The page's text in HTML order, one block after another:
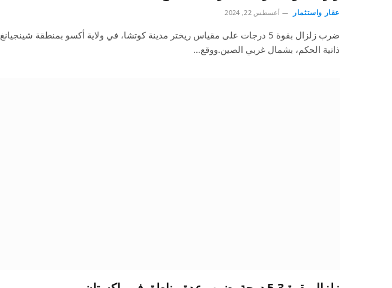
عقار واستثمار أغسطس 22, 2024
ضرب زلزال بقوة 5 درجات على مقياس ريختر مدينة كوتشا، في ولاية أكسو بمنطقة شينجيانغ
ذاتية الحكم، بشمال غربي الصين.ووقع…